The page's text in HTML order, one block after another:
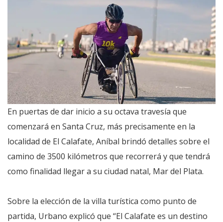
En puertas de dar inicio a su octava travesía que
comenzará en Santa Cruz, más precisamente en la
localidad de El Calafate, Aníbal brindó detalles sobre el
camino de 3500 kilómetros que recorrerá y que tendrá
como finalidad llegar a su ciudad natal, Mar del Plata.
Sobre la elección de la villa turística como punto de
partida, Urbano explicó que “El Calafate es un destino